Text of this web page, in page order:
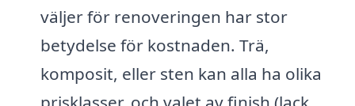
väljer för renoveringen har stor
betydelse för kostnaden. Trä,
komposit, eller sten kan alla ha olika